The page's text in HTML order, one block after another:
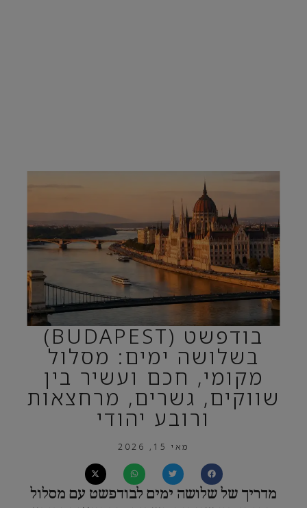
בודפשט (BUDAPEST)
בשלושה ימים: מסלול
מקומי, חכם ועשיר בין
שווקים, גשרים, מרחצאות
ורובע יהודי
מאי 15, 2026
מדריך של שלושה ימים לבודפשט עם מסלול